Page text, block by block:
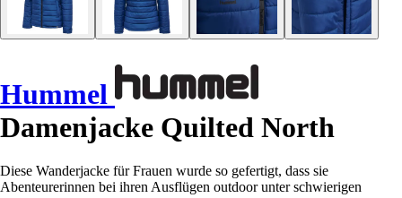
Hummel
Damenjacke Quilted North
Diese Wanderjacke für Frauen wurde so gefertigt, dass sie
Abenteurerinnen bei ihren Ausflügen outdoor unter schwierigen